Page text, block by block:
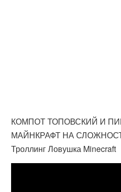
КОМПОТ ТОПОВСКИЙ И
МАЙНКРАФТ НА
Троллинг Ловушка Minecraft